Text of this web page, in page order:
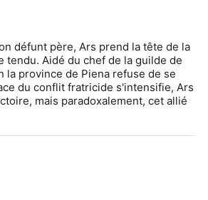
défunt père, Ars prend la tête de la
tendu. Aidé du chef de la guilde de
la province de Piena refuse de se
du conflit fratricide s'intensifie, Ars
mais paradoxalement, cet allié